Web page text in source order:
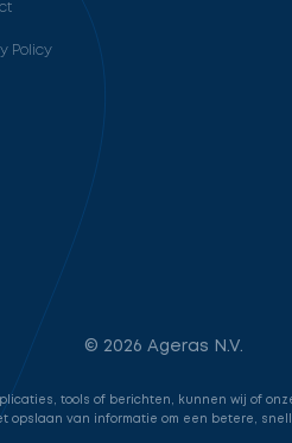
Policy
© 2026 Ageras N.V.
tools of berichten, kunnen wij of
opslaan van informatie om een betere,